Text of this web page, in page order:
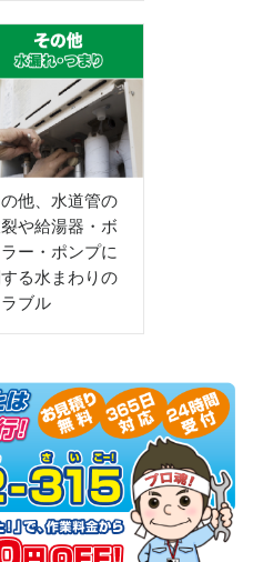
他、水道管の
や給湯器・ボ
ー・ポンプに
る水まわりの
ラブル